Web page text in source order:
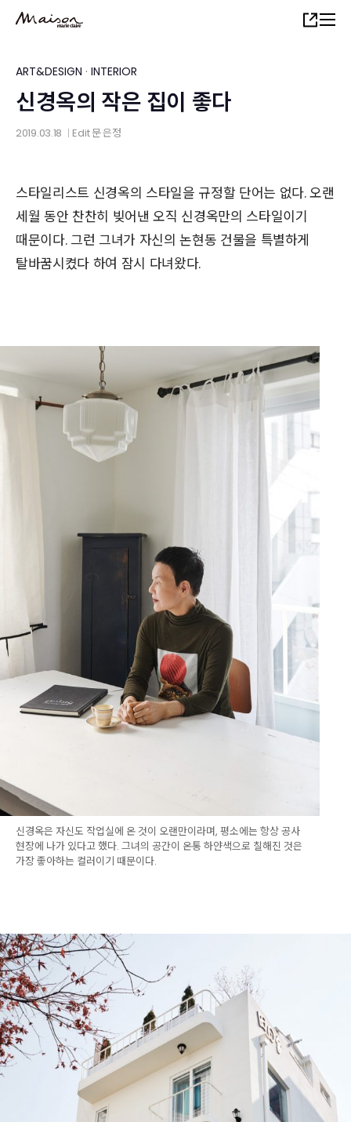
content
Share
ART&DESIGN · INTERIOR
신경옥의 작은 집이 좋다
2019.03.18 Edit문 은정
스타일리스트 신경옥의 스타일을 규정할 단어는 없다. 오랜
세월 동안 찬찬히 빚어낸 오직 신경옥만의 스타일이기
때문이다. 그런 그녀가 자신의 논현동 건물을 특별하게
탈바꿈시켰다 하여 잠시 다녀왔다.
신경옥은 자신도 작업실에 온 것이 오랜만이라며, 평소에는 항상 공사
현장에 나가 있다고 했다. 그녀의 공간이 온통 하얀색으로 칠해진 것은
가장 좋아하는 컬러이기 때문이다.